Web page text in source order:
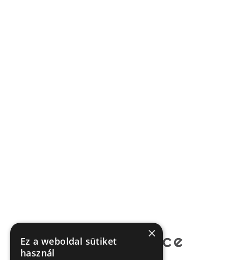
×
Ez a weboldal sütiket
használ